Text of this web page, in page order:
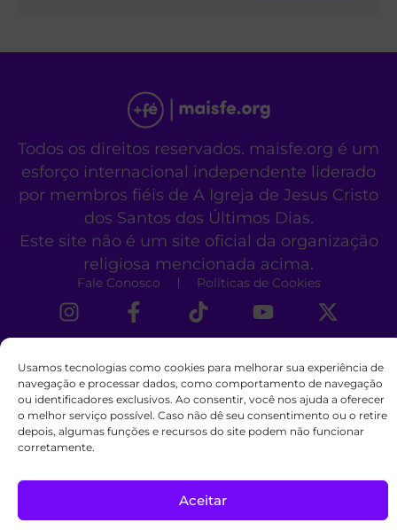
Usamos tecnologias como cookies para melhorar sua experiência de
navegação e processar dados, como comportamento de navegação
ou identificadores exclusivos. Ao consentir, você nos ajuda a oferecer
o melhor serviço possível. Caso não dê seu consentimento ou o retire
depois, algumas funções e recursos do site podem não funcionar
corretamente.
Aceitar
Todos os direitos reservados. maisfe.org é um
esforço internacional independente liderado
por membros fiéis de A Igreja de Jesus Cristo
dos Santos dos Últimos Dias.
Este site não é um site oficial da organização
religiosa mencionada acima.
Fale Conosco Políticas de Cookies